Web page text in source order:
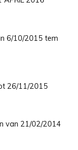
6/10/2015 tem
26/11/2015
van 21/02/2014